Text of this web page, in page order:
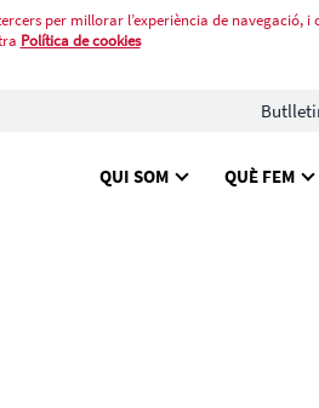
per millorar l’experiència de navegació, i
Política de cookies
QUI SOM QUÈ FEM